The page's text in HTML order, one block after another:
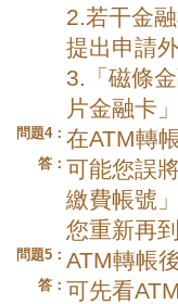
2.若干金
提出申請
3.「磁條
片金融卡
問題4： 在ATM轉
答： 可能您誤
繳費帳號
您重新再
問題5： ATM轉帳
答： 可先看